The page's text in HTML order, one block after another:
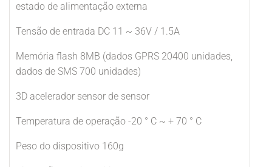
estado de alimentação externa
Tensão de entrada DC 11 ~ 36V / 1.5A
Memória flash 8MB (dados GPRS 20400 unidades,
dados de SMS 700 unidades)
3D acelerador sensor de sensor
Temperatura de operação -20 ° C ~ + 70 ° C
Peso do dispositivo 160g